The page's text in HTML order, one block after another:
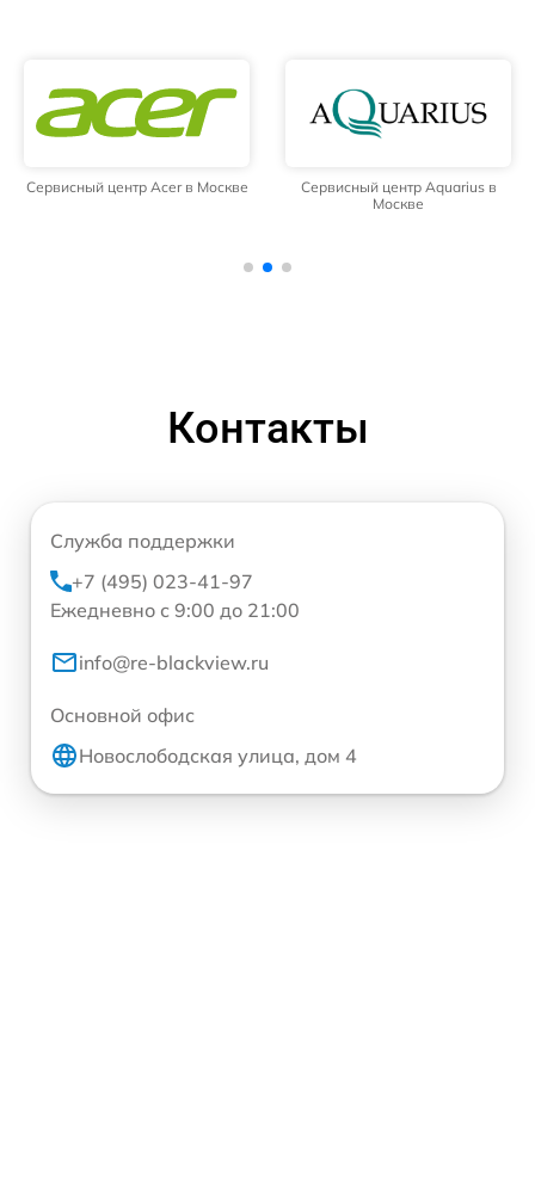
Сервисный центр Acer в Москве
Сервисный центр Aquarius в
Москве
Контакты
Служба поддержки
+7 (495) 023-41-97
Ежедневно с 9:00 до 21:00
info@re-blackview.ru
Основной офис
Новослободская улица, дом 4